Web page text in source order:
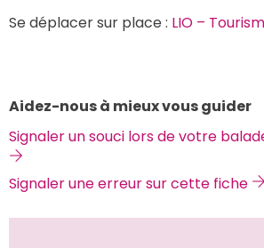
Se déplacer sur place : LIO –
Aidez-nous à mieux vous guider
Signaler une erreur sur cette fiche